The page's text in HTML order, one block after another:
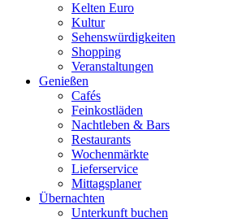
Kelten Euro
Kultur
Sehenswürdigkeiten
Shopping
Veranstaltungen
Genießen
Cafés
Feinkostläden
Nachtleben & Bars
Restaurants
Wochenmärkte
Lieferservice
Mittagsplaner
Übernachten
Unterkunft buchen